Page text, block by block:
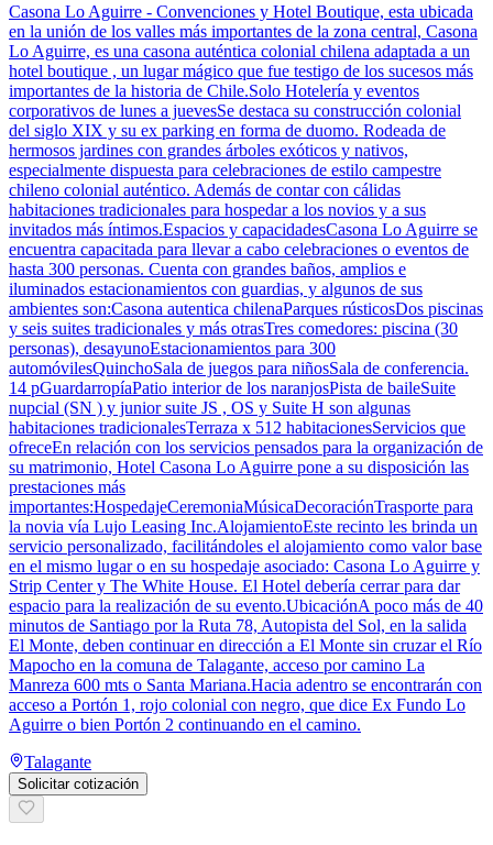
Casona Lo Aguirre - Convenciones y Hotel Boutique, esta ubicada
en la unión de los valles más importantes de la zona central, Casona
Lo Aguirre, es una casona auténtica colonial chilena adaptada a un
hotel boutique , un lugar mágico que fue testigo de los sucesos más
importantes de la historia de Chile.Solo Hotelería y eventos
corporativos de lunes a juevesSe destaca su construcción colonial
del siglo XIX y su ex parking en forma de duomo. Rodeada de
hermosos jardines con grandes árboles exóticos y nativos,
especialmente dispuesta para celebraciones de estilo campestre
chileno colonial auténtico. Además de contar con cálidas
habitaciones tradicionales para hospedar a los novios y a sus
invitados más íntimos.Espacios y capacidadesCasona Lo Aguirre se
encuentra capacitada para llevar a cabo celebraciones o eventos de
hasta 300 personas. Cuenta con grandes baños, amplios e
iluminados estacionamientos con guardias, y algunos de sus
ambientes son:Casona autentica chilenaParques rústicosDos piscinas
y seis suites tradicionales y más otrasTres comedores: piscina (30
personas), desayunoEstacionamientos para 300
automóvilesQuinchoSala de juegos para niñosSala de conferencia.
14 pGuardarropíaPatio interior de los naranjosPista de baileSuite
nupcial (SN ) y junior suite JS , OS y Suite H son algunas
habitaciones tradicionalesTerraza x 512 habitacionesServicios que
ofreceEn relación con los servicios pensados para la organización de
su matrimonio, Hotel Casona Lo Aguirre pone a su disposición las
prestaciones más
importantes:HospedajeCeremoniaMúsicaDecoraciónTrasporte para
la novia vía Lujo Leasing Inc.AlojamientoEste recinto les brinda un
servicio personalizado, facilitándoles el alojamiento como valor base
en el mismo lugar o en su hospedaje asociado: Casona Lo Aguirre y
Strip Center y The White House. El Hotel debería cerrar para dar
espacio para la realización de su evento.UbicaciónA poco más de 40
minutos de Santiago por la Ruta 78, Autopista del Sol, en la salida
El Monte, deben continuar en dirección a El Monte sin cruzar el Río
Mapocho en la comuna de Talagante, acceso por camino La
Manreza 600 mts o Santa Mariana.Hacia adentro se encontrarán con
acceso a Portón 1, rojo colonial con negro, que dice Ex Fundo Lo
Aguirre o bien Portón 2 continuando en el camino.
Talagante
Solicitar cotización